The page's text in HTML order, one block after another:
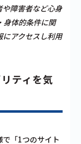
や障害者など心身
身体的条件に関
にアクセスし利用
ティを気
「1つのサイト